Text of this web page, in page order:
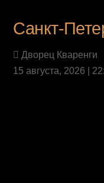
Санкт-
Дворец Кваренги
15 августа, 2026 |